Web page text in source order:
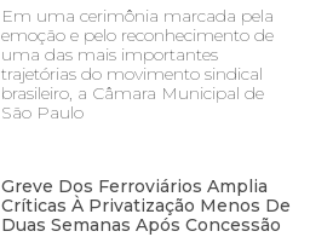
Em uma cerimônia marcada pela
emoção e pelo reconhecimento de
uma das mais importantes
trajetórias do movimento sindical
brasileiro, a Câmara Municipal de
São Paulo
Greve Dos Ferroviários Amplia
Críticas À Privatização Menos De
Duas Semanas Após Concessão